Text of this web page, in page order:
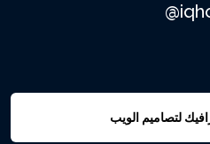
لتصاميم الويب